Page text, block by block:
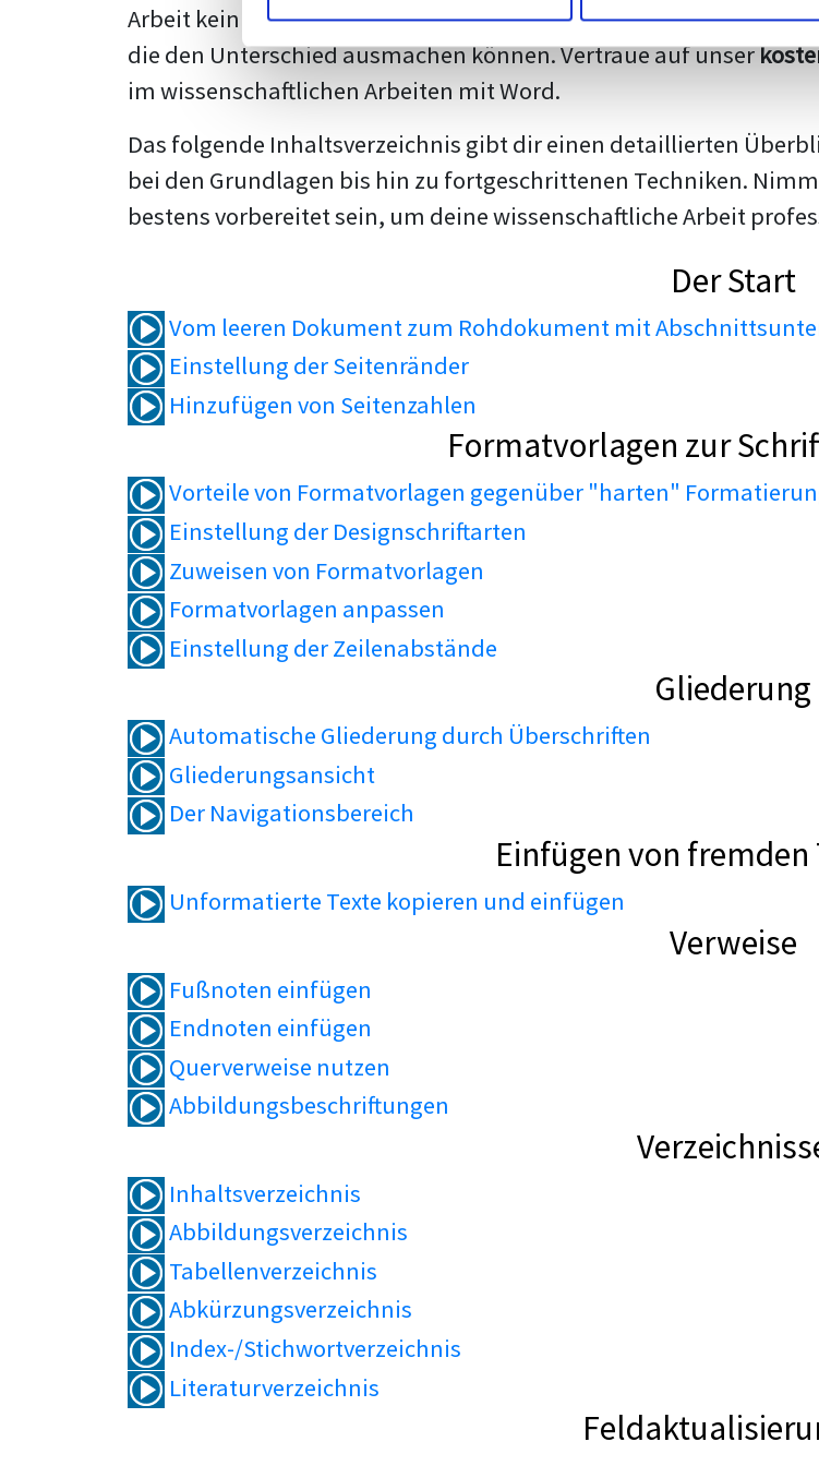
Arbeit kein Problem mehr für dich darstellen. Unsere erfahrenen
die den Unterschied ausmachen können. Vertraue auf unser
im wissenschaftlichen Arbeiten mit Word.
Das folgende Inhaltsverzeichnis gibt dir einen detaillierten
bei den Grundlagen bis hin zu fortgeschrittenen Techniken.
bestens vorbereitet sein, um deine wissenschaftliche Arbeit
Der Start
Vom leeren Dokument zum Rohdokument mit
Einstellung der Seitenränder
Hinzufügen von Seitenzahlen
Formatvorlagen zur
Vorteile von Formatvorlagen gegenüber "harten"
Einstellung der Designschriftarten
Zuweisen von Formatvorlagen
Formatvorlagen anpassen
Einstellung der Zeilenabstände
Gliederung
Automatische Gliederung durch Überschriften
Gliederungsansicht
Der Navigationsbereich
Einfügen von
Unformatierte Texte kopieren und einfügen
Verweise
Fußnoten einfügen
Endnoten einfügen
Querverweise nutzen
Abbildungsbeschriftungen
Inhaltsverzeichnis
Abbildungsverzeichnis
Tabellenverzeichnis
Abkürzungsverzeichnis
Index-/Stichwortverzeichnis
Literaturverzeichnis